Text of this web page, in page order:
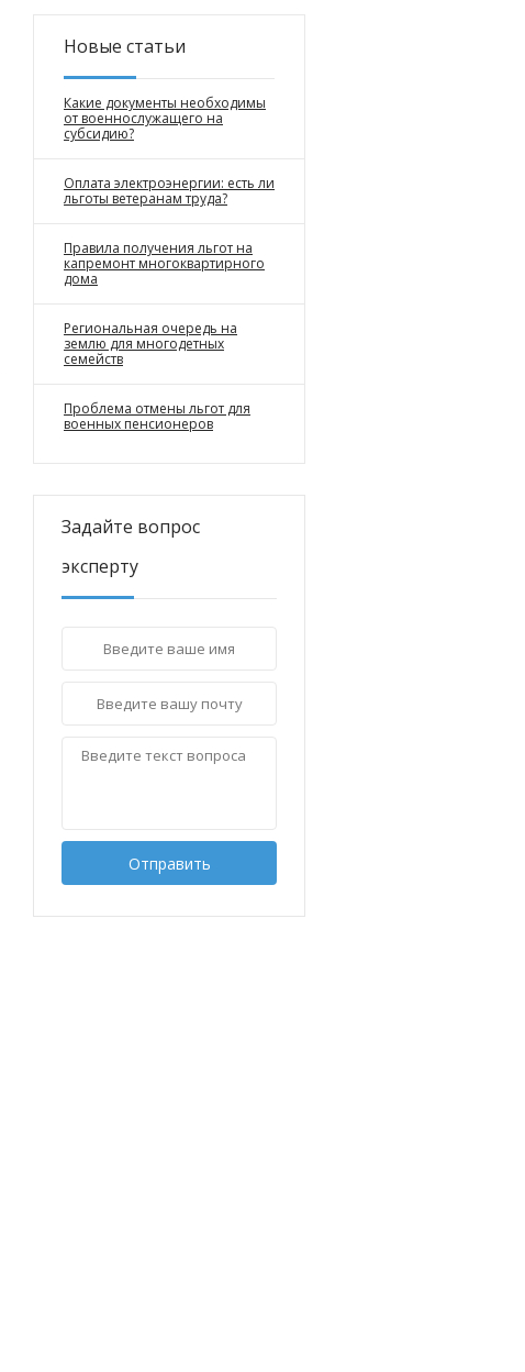
Новые статьи
Какие документы необходимы
от военнослужащего на
субсидию?
Оплата электроэнергии: есть ли
льготы ветеранам труда?
Правила получения льгот на
капремонт многоквартирного
дома
Региональная очередь на
землю для многодетных
семейств
Проблема отмены льгот для
военных пенсионеров
Задайте вопрос
эксперту